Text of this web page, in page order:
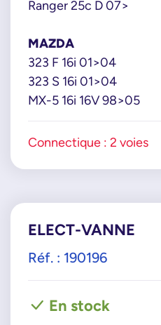
Ranger 25c D 07>
MAZDA
323 F 16i 01>04
323 S 16i 01>04
MX-5 16i 16V 98>05
Connectique : 2 voies
ELECT-VANNE
Réf. : 190196
En stock